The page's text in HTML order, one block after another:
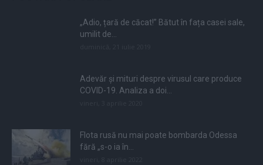
„Adio, țară de căcat!” Bătut în fața casei sale,
umilit de...
Adevăr și mituri despre virusul care produce
COVID-19. Analiza a doi...
Flota rusă nu mai poate bombarda Odessa
fără „s-o ia în...